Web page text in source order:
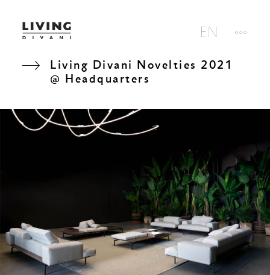
Living Divani Novelties 2021
@ Headquarters